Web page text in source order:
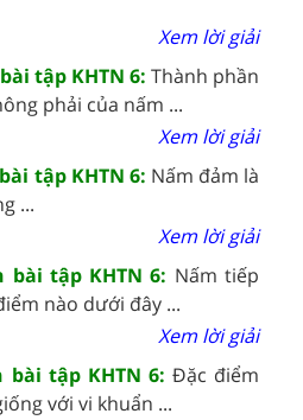
Xem lời giải
tập KHTN 6: Thành phần
phải của nấm ...
Xem lời giải
tập KHTN 6: Nấm đảm là
...
Xem lời giải
bài tập KHTN 6: Nấm tiếp
nào dưới đây ...
Xem lời giải
bài tập KHTN 6: Đặc điểm
với vi khuẩn ...